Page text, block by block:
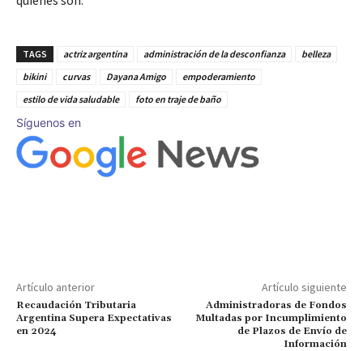
TAGS actriz argentina administración de la desconfianza
belleza
bikini
curvas Dayana Amigo
empoderamiento
estilo de vida saludable
foto en traje de baño
Síguenos en
Artículo anterior
Recaudación Tributaria
Argentina Supera Expectativas
en 2024
Artículo siguiente
Administradoras de Fondos
Multadas por Incumplimiento
de Plazos de Envío de
Información